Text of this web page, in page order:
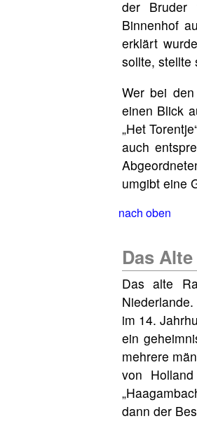
der Bruder
Binnenhof
erklärt
sollte, stellte
Wer bei
einen Blick
„Het
auch
umgibt eine
nach oben
Das
Das alte
im 14.
ein
mehrere
von
dann der